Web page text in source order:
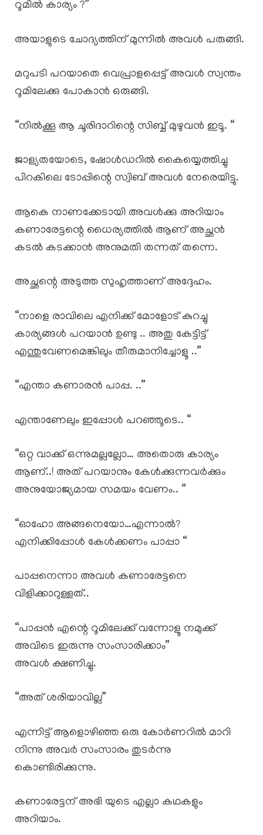
റൂമിൽ കാര്യം ?”
അയാളുടെ ചോദ്യത്തിന് മുന്നിൽ അവൾ പരുങ്ങി.
മറുപടി പറയാതെ വെപ്രാളപ്പെട്ട് അവൾ സ്വന്തം
റൂമിലേക്കു പോകാൻ ഒരുങ്ങി.
“നിൽക്കൂ ആ ചൂരിദാറിന്റെ സിബ്ബ് മുഴുവൻ ഇടൂ. “
ജാള്യതയോടെ, ഷോൾഡറിൽ കൈയ്യെത്തിച്ചു
പിറകിലെ ടോപ്പിന്റെ സ്വിബ്‌ അവൾ നേരെയിട്ടു.
ആകെ നാണക്കേടായി അവൾക്കു അറിയാം
കണാരേട്ടന്റെ ധൈര്യത്തിൽ ആണ് അച്ഛൻ
കടൽ കടക്കാൻ അനുമതി തന്നത് തന്നെ.
അച്ഛന്റെ അടുത്ത സുഹൃത്താണ് അദ്ദേഹം.
“നാളെ രാവിലെ എനിക്ക് മോളോട് കുറച്ചു
കാര്യങ്ങൾ പറയാൻ ഉണ്ടു .. അതു കേട്ടിട്ട്
എന്തുവേണമെങ്കിലും തീരുമാനിച്ചോളൂ ..”
“എന്താ കണാരൻ പാപ്പ. ..”
എന്താണേലും ഇപ്പോൾ പറഞ്ഞൂടെ.. “
“ഒറ്റ വാക്ക് ഒന്നുമല്ലല്ലോ… അതൊരു കാര്യം
ആണ്..! അത് പറയാനും കേൾക്കുന്നവർക്കും
അനുയോജ്യമായ സമയം വേണം.. “
“ഓഹോ അങ്ങനെയോ…എന്നാൽ?
എനിക്കിപ്പോൾ കേൾക്കണം പാപ്പാ “
പാപ്പനെന്നാ അവൾ കണാരേട്ടനെ
വിളിക്കാറുള്ളത്..
“പാപ്പൻ എന്റെ റൂമിലേക്ക് വന്നോളൂ നമുക്ക്
അവിടെ ഇരുന്നു സംസാരിക്കാം”
അവൾ ക്ഷണിച്ചു.
“അത് ശരിയാവില്ല”
എന്നിട്ട് ആളൊഴിഞ്ഞ ഒരു കോർണറിൽ മാറി
നിന്നു അവർ സംസാരം തുടർന്നു
കൊണ്ടിരിക്കുന്നു.
കണാരേട്ടന് അഭി യുടെ എല്ലാ കഥകളും
അറിയാം.